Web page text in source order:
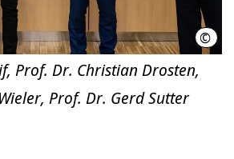
©
Prof. Dr. Christian Drosten,
Prof. Dr. Gerd Sutter